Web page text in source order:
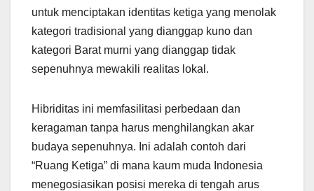
untuk menciptakan identitas ketiga yang menolak
kategori tradisional yang dianggap kuno dan
kategori Barat murni yang dianggap tidak
sepenuhnya mewakili realitas lokal.
Hibriditas ini memfasilitasi perbedaan dan
keragaman tanpa harus menghilangkan akar
budaya sepenuhnya. Ini adalah contoh dari
“Ruang Ketiga” di mana kaum muda Indonesia
menegosiasikan posisi mereka di tengah arus